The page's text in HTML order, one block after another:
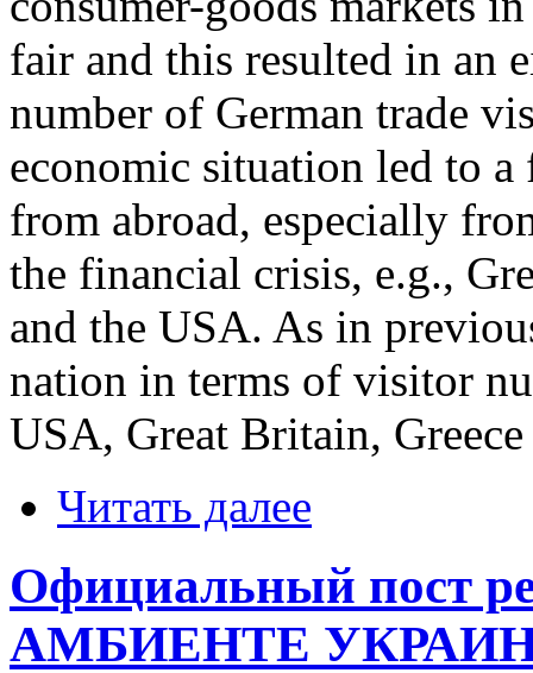
fair and this resulted in an
number of German trade
economic situation led to
from abroad, especially
the financial crisis, e.g.,
and the USA. As in
nation in terms of visitor
USA, Great Britain,
Читать далее
Официальный пост
АМБИЕНТЕ